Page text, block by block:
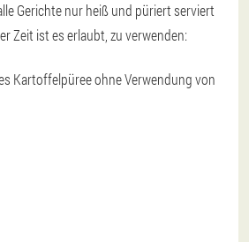
Gerichte nur heiß und püriert serviert
Zeit ist es erlaubt, zu verwenden:
Kartoffelpüree ohne Verwendung von